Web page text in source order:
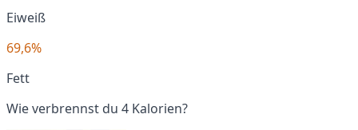
Eiweiß
69,6%
Fett
Wie verbrennst du 4 Kalorien?